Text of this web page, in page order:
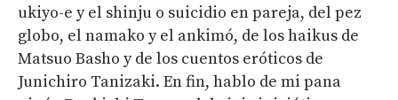
ukiyo-e y el shinju o suicidio en pareja, del pez
globo, el namako y el ankimó, de los haikus de
Matsuo Basho y de los cuentos eróticos de
Junichiro Tanizaki. En fin, hablo de mi pana